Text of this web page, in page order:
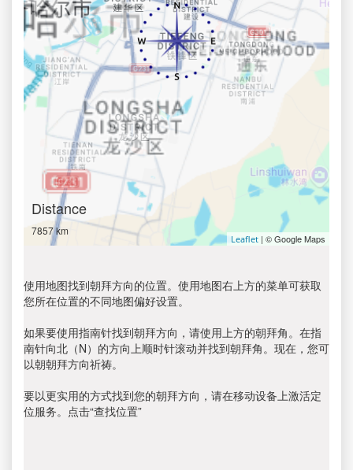
Distance
7857 km
Leaflet | © Google Maps
使用地图找到朝拜方向的位置。使用地图右上方的菜单可获取
您所在位置的不同地图偏好设置。
如果要使用指南针找到朝拜方向，请使用上方的朝拜角。在指
南针向北（N）的方向上顺时针滚动并找到朝拜角。现在，您可
以朝朝拜方向祈祷。
要以更实用的方式找到您的朝拜方向，请在移动设备上激活定
位服务。点击“查找位置”